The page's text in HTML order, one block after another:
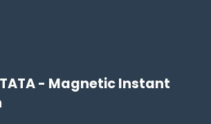
- Magnetic Instant